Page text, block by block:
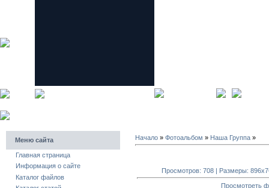
Меню сайта
Главная страница
Информация о сайте
Каталог файлов
Начало » Фотоальбом » Наша Группа »
Просмотров: 708 | Размеры:
Просмотреть